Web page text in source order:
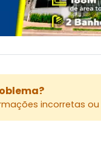
incorretas